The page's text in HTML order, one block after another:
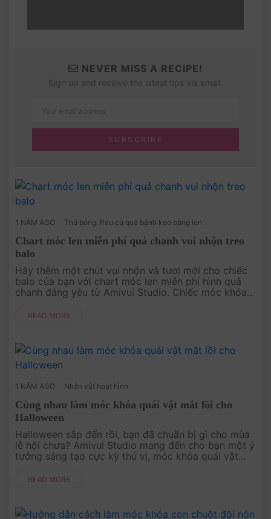
NEVER MISS A RECIPE!
Sign up and receive the latest tips via email.
1 NĂM AGO Thú bông Rau củ quả bánh kẹo bằng len
Chart móc len miễn phí quả chanh vui nhộn treo
balo
Hãy thêm một chút vui nhộn và tươi mới cho chiếc
balo của bạn với chart móc len miễn phí hình quả
chanh đáng yêu từ Amivui Studio. Chiếc móc khóa
phong cách cá nhân của....
READ MORE
1 NĂM AGO Nhân vật hoạt hình
Cùng nhau làm móc khóa quái vật mắt lồi cho
Halloween
Halloween sắp đến rồi, bạn đã chuẩn bị gì cho mùa
lễ hội chưa? Amivui Studio mang đến cho bạn một ý
tưởng sáng tạo cực kỳ thú vị, móc khóa quái vật
dàng làm ra một m....
READ MORE